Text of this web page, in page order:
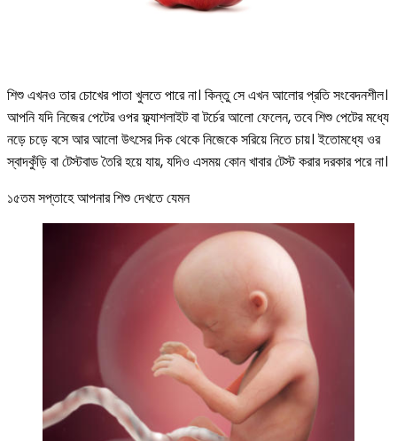
শিশু এখনও তার চোখের পাতা খুলতে পারে না। কিন্তু সে এখন আলোর প্রতি সংবেদনশীল।
আপনি যদি নিজের পেটের ওপর ফ্ল্যাশলাইট বা টর্চের আলো ফেলেন, তবে শিশু পেটের মধ্যে
নড়ে চড়ে বসে আর আলো উৎসের দিক থেকে নিজেকে সরিয়ে নিতে চায়। ইতোমধ্যে ওর
স্বাদকুঁড়ি বা টেস্টবাড তৈরি হয়ে যায়, যদিও এসময় কোন খাবার টেস্ট করার দরকার পরে না।
১৫তম সপ্তাহে আপনার শিশু দেখতে যেমন